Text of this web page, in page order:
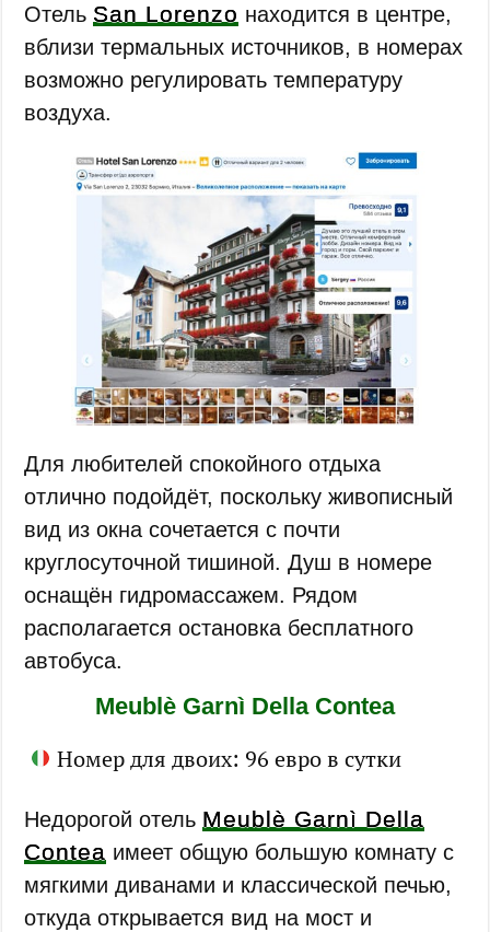
Отель San Lorenzo находится в центре,
вблизи термальных источников, в номерах
возможно регулировать температуру
воздуха.
Для любителей спокойного отдыха
отлично подойдёт, поскольку живописный
вид из окна сочетается с почти
круглосуточной тишиной. Душ в номере
оснащён гидромассажем. Рядом
располагается остановка бесплатного
автобуса.
Meublè Garnì Della Contea
Номер для двоих: 96 евро в сутки
Недорогой отель Meublè Garnì Della
Contea имеет общую большую комнату с
мягкими диванами и классической печью,
откуда открывается вид на мост и